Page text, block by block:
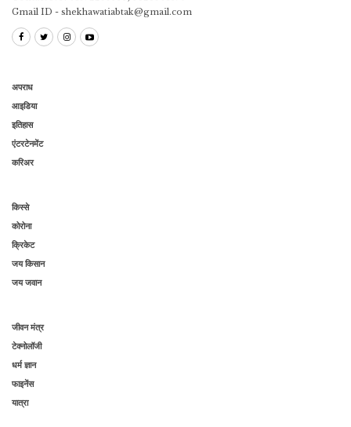
Gmail ID - shekhawatiabtak@gmail.com
अपराध
आइडिया
इतिहास
एंटरटेनमेंट
करिअर
किस्से
कोरोना
क्रिकेट
जय किसान
जय जवान
जीवन मंत्र
टेक्नोलॉजी
धर्म ज्ञान
फाइनेंस
यात्रा